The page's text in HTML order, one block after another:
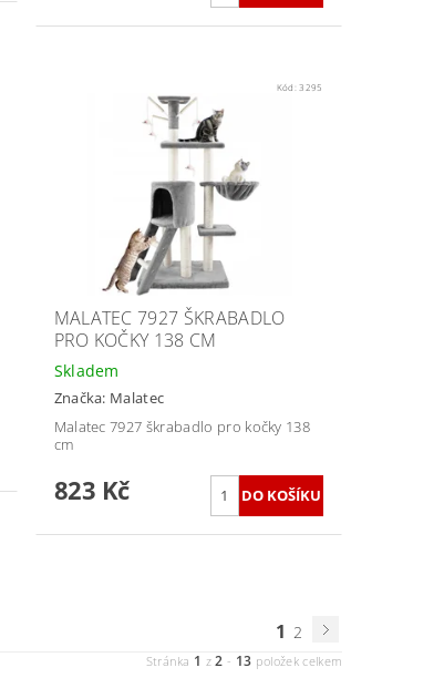
Kód:3295
MALATEC 7927 ŠKRABADLO
PRO KOČKY 138 CM
Skladem
Značka: Malatec
Malatec 7927 škrabadlo pro kočky 138
cm
823 Kč
1 2
Stránka 1 z2 - 13 položek celkem